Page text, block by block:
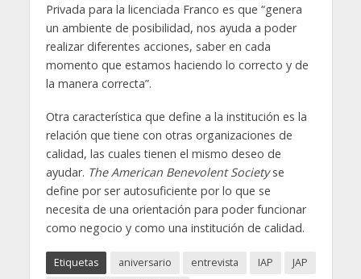
Privada para la licenciada Franco es que “genera
un ambiente de posibilidad, nos ayuda a poder
realizar diferentes acciones, saber en cada
momento que estamos haciendo lo correcto y de
la manera correcta”.
Otra característica que define a la institución es la
relación que tiene con otras organizaciones de
calidad, las cuales tienen el mismo deseo de
ayudar. The American Benevolent Societyse
define por ser autosuficiente por lo que se
necesita de una orientación para poder funcionar
como negocio y como una institución de calidad.
Etiquetas aniversario entrevista IAP
JAP